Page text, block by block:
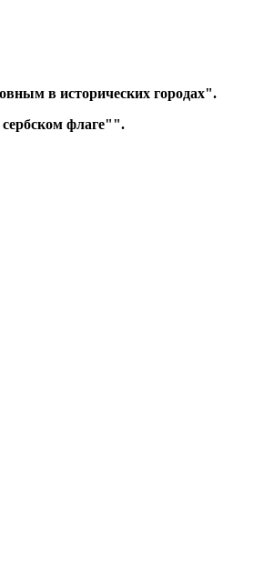
в исторических городах".
флаге"".